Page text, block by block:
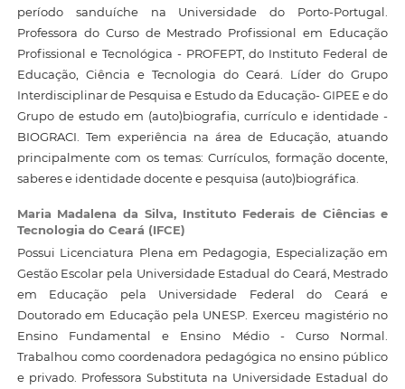
período sanduíche na Universidade do Porto-Portugal.
Professora do Curso de Mestrado Profissional em Educação
Profissional e Tecnológica - PROFEPT, do Instituto Federal de
Educação, Ciência e Tecnologia do Ceará. Líder do Grupo
Interdisciplinar de Pesquisa e Estudo da Educação- GIPEE e do
Grupo de estudo em (auto)biografia, currículo e identidade -
BIOGRACI. Tem experiência na área de Educação, atuando
principalmente com os temas: Currículos, formação docente,
saberes e identidade docente e pesquisa (auto)biográfica.
Maria Madalena da Silva, Instituto Federais de Ciências e
Tecnologia do Ceará (IFCE)
Possui Licenciatura Plena em Pedagogia, Especialização em
Gestão Escolar pela Universidade Estadual do Ceará, Mestrado
em Educação pela Universidade Federal do Ceará e
Doutorado em Educação pela UNESP. Exerceu magistério no
Ensino Fundamental e Ensino Médio - Curso Normal.
Trabalhou como coordenadora pedagógica no ensino público
e privado. Professora Substituta na Universidade Estadual do